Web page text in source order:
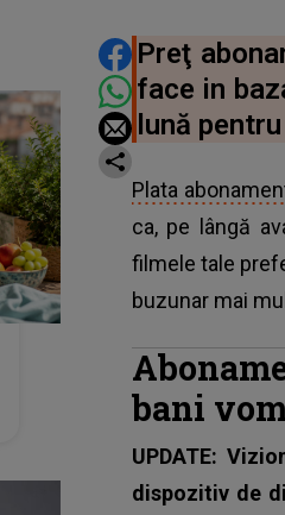
DISTRIBUIE
Preţ
face in
lună
Plata
ca, pe lângă
filmele tale
buzunar mai
bani
UPDATE:
dispozitiv de